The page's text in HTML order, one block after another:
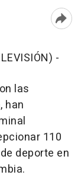
-
las
han
110
deporte en